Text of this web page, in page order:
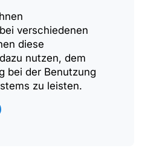
verschiedenen
diese
nutzen, dem
bei der Benutzung
zu leisten.